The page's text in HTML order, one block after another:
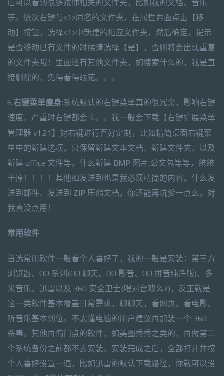
后可以看到很多跟你相关的文件夹，比如我的文档、音乐
等。依次右键与<1>同名的文件夹，在属性界面点击【移
动】按钮，选择<1>中新建的相应文件夹，然后确定，提示
是否移动已有文件的时候请选择【是】，否则将会出现重复
的文件夹哦！里面还有其他文件夹，如搜索什么的，我是直
接删除的，免得看得眼花。。。
6.右键菜单瘦身:系统默认的右键菜单真的很冗余，影响右键
速度，严重时右键都会卡。。我一般会下载【右键扩展菜单
管理器 v1.21】对右键进行喜好定制，比如精简桌面右键菜
单中的新建选项，只保留新建文本文档、新建文件夹、以及
新建 office 文件等，什么新建 BMP 图片,公文包等等，统统
干掉！！！！其他如发送到也是我必须精简的内容，什么发
送到邮件、发送到 ZIP 压缩文档，你还能再坑爹一点么，对
我真没点用！
常用软件
首选常用软件一般看个人喜好了，我的一般是安装：第三方
浏览器、QQ 系列(QQ 聊天、QQ 影音、QQ 拼音纯净版)、多
米音乐、迅雷以及 360 安全卫士(唱对台戏么?)，反正就是
这一类软件基本覆盖日常需求，聊聊天，看网页、看电影、
听音乐基本到位。不太懂电脑的用户建议再加装一个 360
杀毒。其他再偏门点的软件，如美图秀秀之类的，再做第二
个系统备份之前都不去安装。安装完成之后，全部打开并按
个人喜好设置一遍，比如迅雷的默认下载路径，你就可以设